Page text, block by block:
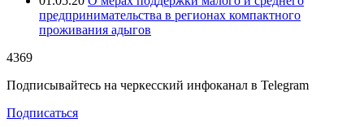
предпринимательства в регионах компактного
проживания адыгов
4369
Подписывайтесь на черкесский инфоканал в Telegram
Подписаться